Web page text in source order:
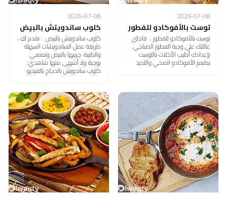
2026-07-08
توست بالأفوكادو للفطور
توست بالأفوكادو للفطور .. فاجئي
عائلتك على وجبة الفطور الصباحي
بإعدادك أطيب الأكلات بالتوست
بطعم الأفوكادو الصحي واللذيذ
2026-07-08
كلوب ساندويتش بالبيض
كلوب ساندويتش بالبيض .. نقدم لكِ ،
طريقة عمل الساندويشات السهلة
والطيبة، جربيها بالبيض وتمتعي
بوجبة ولا أشهى منها شاهدي:
كلوب ساندويش بالدجاج بالفيديو